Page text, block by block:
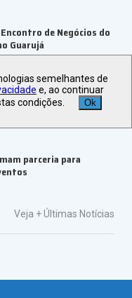
de Negócios do
Guarujá
com keynote
parceria para
Veja +Últimas Notícias
semelhantes de
e, ao continuar
condições.
Ok